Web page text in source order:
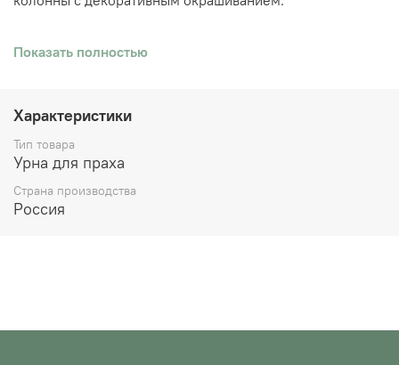
Показать полностью
Характеристики
Тип товара
Урна для праха
Страна производства
Россия